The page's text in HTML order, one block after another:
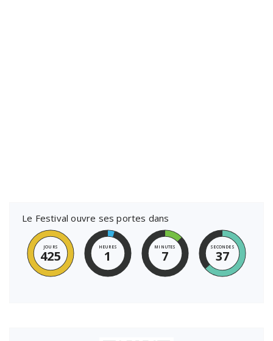
Le Festival ouvre ses portes dans
JOURS
425
HEURES
1
MINUTES
7
SECONDES
37